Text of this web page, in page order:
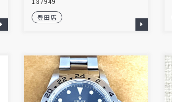
豊田店